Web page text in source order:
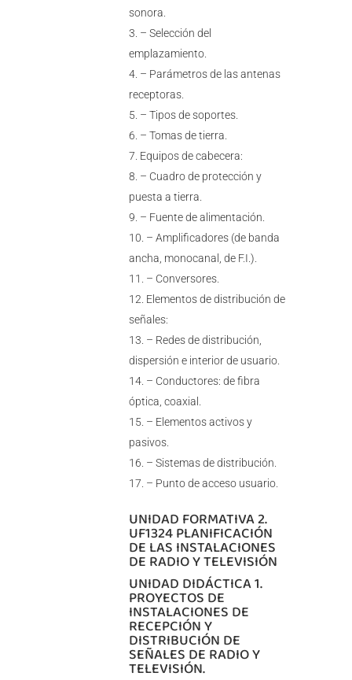
sonora.
– Selección del
emplazamiento.
– Parámetros de las antenas
receptoras.
– Tipos de soportes.
– Tomas de tierra.
Equipos de cabecera:
– Cuadro de protección y
puesta a tierra.
– Fuente de alimentación.
– Amplificadores (de banda
ancha, monocanal, de F.I.).
– Conversores.
Elementos de distribución de
señales:
– Redes de distribución,
dispersión e interior de usuario.
– Conductores: de fibra
óptica, coaxial.
– Elementos activos y
pasivos.
– Sistemas de distribución.
– Punto de acceso usuario.
UNIDAD FORMATIVA 2.
UF1324 PLANIFICACIÓN
DE LAS INSTALACIONES
DE RADIO Y TELEVISIÓN
UNIDAD DIDÁCTICA 1.
PROYECTOS DE
INSTALACIONES DE
RECEPCIÓN Y
DISTRIBUCIÓN DE
SEÑALES DE RADIO Y
TELEVISIÓN.